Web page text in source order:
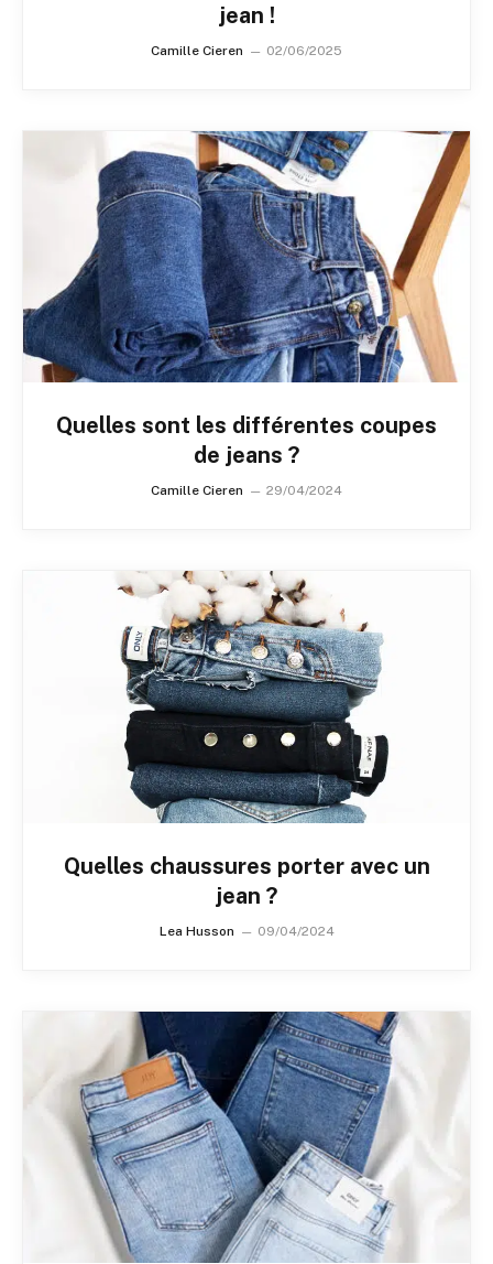
jean !
Camille Cieren 02/06/2025
Quelles sont les différentes coupes
de jeans ?
Camille Cieren 29/04/2024
Quelles chaussures porter avec un
jean ?
Lea Husson 09/04/2024